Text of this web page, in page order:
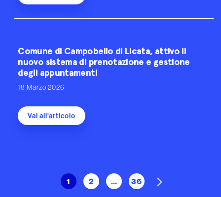
Comune di Campobello di Licata, attivo il
nuovo sistema di prenotazione e gestione
degli appuntamenti
18 Marzo 2026
Vai all'articolo
1 2 … 36 Next